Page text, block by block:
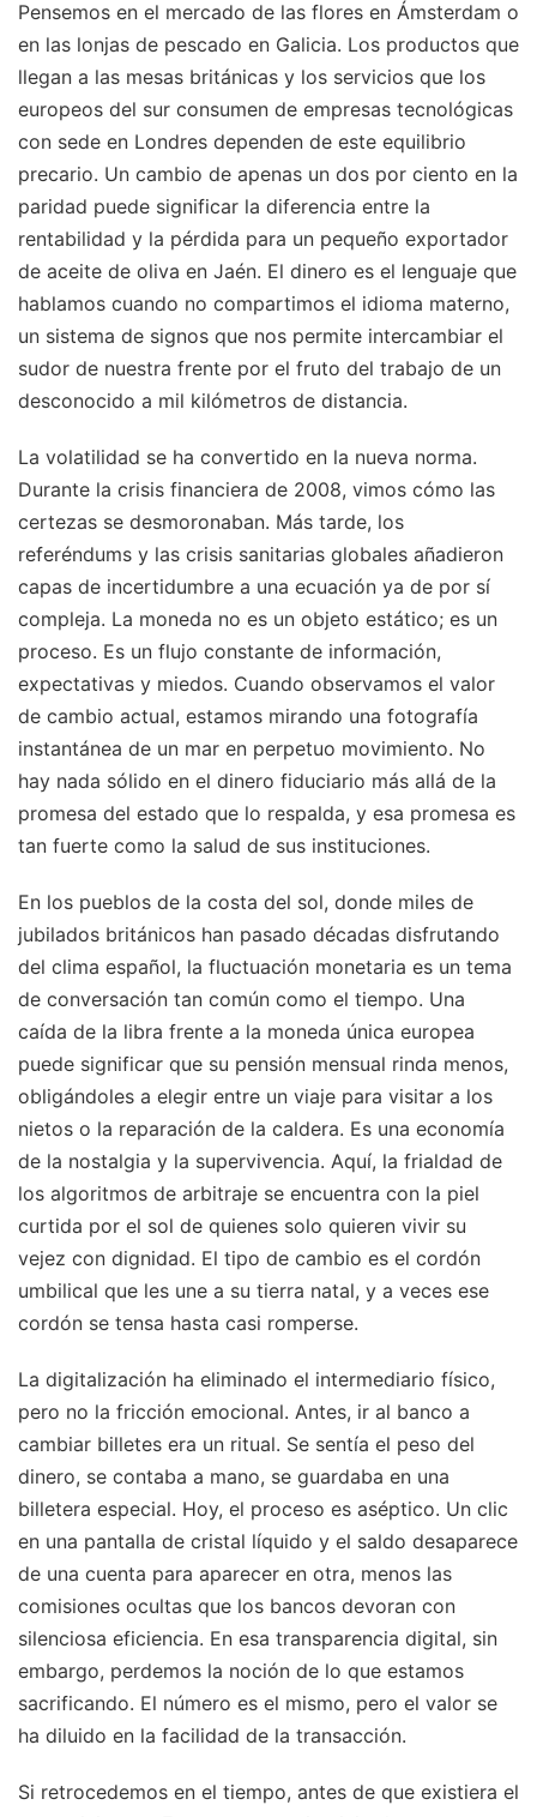
Pensemos en el mercado de las flores en Ámsterdam o
en las lonjas de pescado en Galicia. Los productos que
llegan a las mesas británicas y los servicios que los
europeos del sur consumen de empresas tecnológicas
con sede en Londres dependen de este equilibrio
precario. Un cambio de apenas un dos por ciento en la
paridad puede significar la diferencia entre la
rentabilidad y la pérdida para un pequeño exportador
de aceite de oliva en Jaén. El dinero es el lenguaje que
hablamos cuando no compartimos el idioma materno,
un sistema de signos que nos permite intercambiar el
sudor de nuestra frente por el fruto del trabajo de un
desconocido a mil kilómetros de distancia.
La volatilidad se ha convertido en la nueva norma.
Durante la crisis financiera de 2008, vimos cómo las
certezas se desmoronaban. Más tarde, los
referéndums y las crisis sanitarias globales añadieron
capas de incertidumbre a una ecuación ya de por sí
compleja. La moneda no es un objeto estático; es un
proceso. Es un flujo constante de información,
expectativas y miedos. Cuando observamos el valor
de cambio actual, estamos mirando una fotografía
instantánea de un mar en perpetuo movimiento. No
hay nada sólido en el dinero fiduciario más allá de la
promesa del estado que lo respalda, y esa promesa es
tan fuerte como la salud de sus instituciones.
En los pueblos de la costa del sol, donde miles de
jubilados británicos han pasado décadas disfrutando
del clima español, la fluctuación monetaria es un tema
de conversación tan común como el tiempo. Una
caída de la libra frente a la moneda única europea
puede significar que su pensión mensual rinda menos,
obligándoles a elegir entre un viaje para visitar a los
nietos o la reparación de la caldera. Es una economía
de la nostalgia y la supervivencia. Aquí, la frialdad de
los algoritmos de arbitraje se encuentra con la piel
curtida por el sol de quienes solo quieren vivir su
vejez con dignidad. El tipo de cambio es el cordón
umbilical que les une a su tierra natal, y a veces ese
cordón se tensa hasta casi romperse.
La digitalización ha eliminado el intermediario físico,
pero no la fricción emocional. Antes, ir al banco a
cambiar billetes era un ritual. Se sentía el peso del
dinero, se contaba a mano, se guardaba en una
billetera especial. Hoy, el proceso es aséptico. Un clic
en una pantalla de cristal líquido y el saldo desaparece
de una cuenta para aparecer en otra, menos las
comisiones ocultas que los bancos devoran con
silenciosa eficiencia. En esa transparencia digital, sin
embargo, perdemos la noción de lo que estamos
sacrificando. El número es el mismo, pero el valor se
ha diluido en la facilidad de la transacción.
Si retrocedemos en el tiempo, antes de que existiera el